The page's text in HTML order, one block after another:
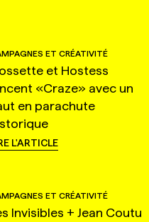
ET CRÉATIVITÉ
et Hostess
«Craze» avec un
en parachute
L'ARTICLE
ET CRÉATIVITÉ
Invisibles + Jean Coutu